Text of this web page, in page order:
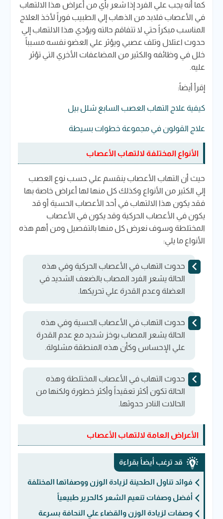
كما أنه يجب علي الفرد إذا شعر بأي من أعراض هذا الالتهاب
في الأعصاب فلابد من الذهاب إلي الطبيب فوراً لأخذ العلاج
المناسب مبكراً حتي لا تتفاقم حالته ويؤدي هذا الالتهاب إلي
حدوث اعتلال وتلف عصبي ويؤثر علي العضو نفسه مسبباً
خلل في وظائفه والكثير من المضاعفات الأخري التي تؤثر
عليه.
إقرأ أيضاً:
كيفية علاج التهاب العصب السابع شلل بيل
علاج القولون في مجموعة خطوات بسيطة
الأنواع المختلفة لالتهاب الأعصاب
حيث أن التهاب الأعصاب ينقسم علي حسب نوع العصب
إلي الكثير من الأنواع وكذلك كل منها لها أعراض خاصة بها
فقد يكون هذا الالتهاب في أحد الأعصاب الحسية أو قد
يكون في الأعصاب الحركية وقد يكون في الأعصاب
المختلطة وسوف نعرض كل منها بالتفصيل ومن أهم هذه
الأنواع ما يلي:
حدوث التهاب في الأعصاب الحركية وفي هذه
الحالة يشعر الفرد المصاب بالضعف الشديد في
العضلة وعدم القدرة علي تحريكها.
حدوث التهاب في الأعصاب الحسية وفي هذه
الحالة يشعر المصاب بوخز شديد مع عدم القدرة
علي الإحساس وكأن هذه المنطقة مشلولة.
حدوث التهاب في الأعصاب المختلطة وهذه
الحالة تكون أكثر تعقيداً وأكثر خطورة ولكنها من
الحالات النادر حدوثها.
الأعراض العامة لالتهاب الأعصاب
قد ترغب أيضاً بقراءة
فوائد تناول الطحينة لزيادة الوزن ووصفاتها المختلفة
أفضل وصفات تنعيم الشعر كالحرير طبيعياً
وصفات لزيادة الوزن والقضاء علي النحافة بسرعة